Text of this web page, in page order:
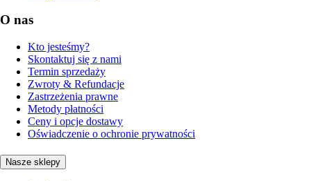
O nas
Kto jesteśmy?
Skontaktuj się z nami
Termin sprzedaży
Zwroty & Refundacje
Zastrzeżenia prawne
Metody płatności
Ceny i opcje dostawy
Oświadczenie o ochronie prywatności
Nasze sklepy